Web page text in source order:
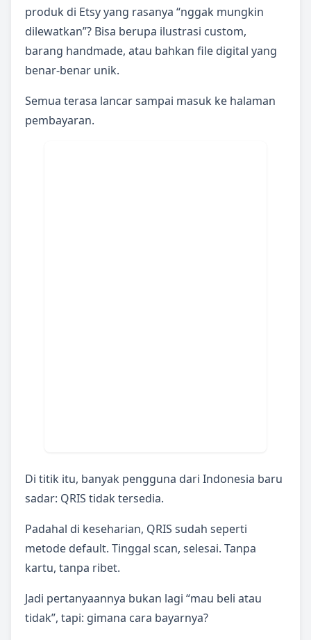
produk di Etsy yang rasanya “nggak mungkin
dilewatkan”? Bisa berupa ilustrasi custom,
barang handmade, atau bahkan file digital yang
benar-benar unik.
Semua terasa lancar sampai masuk ke halaman
pembayaran.
Di titik itu, banyak pengguna dari Indonesia baru
sadar: QRIS tidak tersedia.
Padahal di keseharian, QRIS sudah seperti
metode default. Tinggal scan, selesai. Tanpa
kartu, tanpa ribet.
Jadi pertanyaannya bukan lagi “mau beli atau
tidak”, tapi: gimana cara bayarnya?